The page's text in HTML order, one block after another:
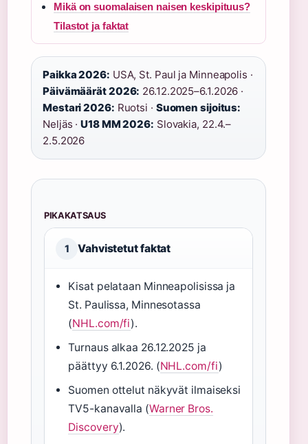
Mikä on suomalaisen naisen keskipituus?
Tilastot ja faktat
Paikka 2026: USA, St. Paul ja Minneapolis ·
Päivämäärät 2026: 26.12.2025–6.1.2026 ·
Mestari 2026: Ruotsi · Suomen sijoitus:
Neljäs ·U18 MM 2026: Slovakia, 22.4.–
2.5.2026
PIKAKATSAUS
1 Vahvistetut faktat
Kisat pelataan Minneapolisissa ja
St. Paulissa, Minnesotassa
(NHL.com/fi).
Turnaus alkaa 26.12.2025 ja
päättyy 6.1.2026. (NHL.com/fi)
Suomen ottelut näkyvät ilmaiseksi
TV5-kanavalla (Warner Bros.
Discovery).